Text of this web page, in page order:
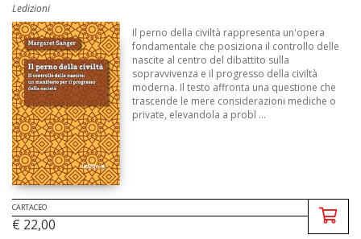
Ledizioni
Il perno della civiltà rappresenta un'opera
fondamentale che posiziona il controllo delle
nascite al centro del dibattito sulla
sopravvivenza e il progresso della civiltà
moderna. Il testo affronta una questione che
trascende le mere considerazioni mediche o
private, elevandola a probl ...
CARTACEO
€ 22,00